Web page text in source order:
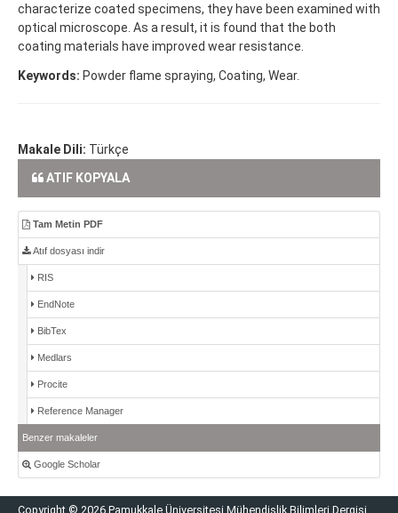
characterize coated specimens, they have been examined with
optical microscope. As a result, it is found that the both
coating materials have improved wear resistance.
Keywords: Powder flame spraying, Coating, Wear.
Makale Dili: Türkçe
ATIF KOPYALA
Tam Metin PDF
Atıf dosyası indir
RIS
EndNote
BibTex
Medlars
Procite
Reference Manager
Benzer makaleler
Google Scholar
Copyright © 2026 Pamukkale Üniversitesi Mühendislik Bilimleri Dergisi